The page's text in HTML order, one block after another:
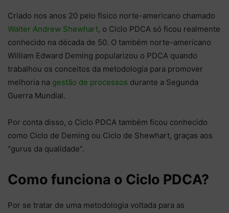
Criado nos anos 20 pelo físico norte-americano chamado
Walter Andrew Shewhart, o Ciclo PDCA só ficou realmente
conhecido na década de 50. O também norte-americano
William Edward Deming popularizou o PDCA quando
trabalhou os conceitos da metodologia para promover
melhoria na gestão de processos durante a Segunda
Guerra Mundial.
Por conta disso, o Ciclo PDCA também ficou conhecido
como Ciclo de Deming ou Ciclo de Shewhart, graças aos
“gurus da qualidade”.
Como funciona o Ciclo PDCA?
Por se tratar de uma metodologia voltada para as